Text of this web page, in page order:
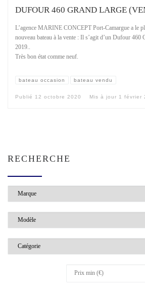
DUFOUR 460 GRAND LARGE
L’agence MARINE CONCEPT Port-Camargue a le
nouveau bateau à la vente : Il s’agit d’un Dufour
2019..
Très bon état comme neuf.
bateau occasion bateau vendu
Publié 12 octobre 2020 Mis à jour 1 février
RECHERCHE